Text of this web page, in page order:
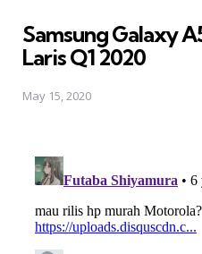
Samsung Galaxy
Laris Q1 2020
May 15, 2020